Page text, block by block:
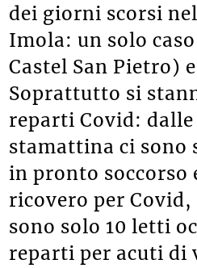
dei giorni scorsi
Imola: un solo
Castel San Pietro)
Soprattutto si
reparti Covid:
stamattina ci sono
in pronto soccorso
ricovero per Covid,
sono solo 10 letti
reparti per acuti di